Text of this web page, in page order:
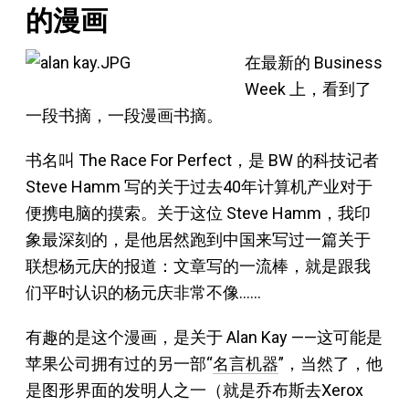
的漫画
在最新的 Business
Week 上，看到了
一段书摘，一段漫画书摘。
书名叫 The Race For Perfect，是 BW 的科技记者
Steve Hamm 写的关于过去40年计算机产业对于
便携电脑的摸索。关于这位 Steve Hamm，我印
象最深刻的，是他居然跑到中国来写过一篇关于
联想杨元庆的报道：文章写的一流棒，就是跟我
们平时认识的杨元庆非常不像……
有趣的是这个漫画，是关于 Alan Kay ——这可能是
苹果公司拥有过的另一部“名言机器”，当然了，他
是图形界面的发明人之一（就是乔布斯去Xerox